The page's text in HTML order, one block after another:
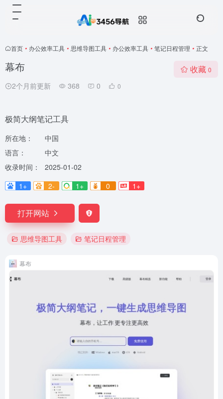
首页 • 办公效率工具 • 思维导图工具 • 办公效率工具 • 笔记日程管理 • 正文
幕布
2个月前更新 368 0 0
收藏 0
极简大纲笔记工具
所在地：
中国
语言：
中文
收录时间：
2025-01-02
1+
2- 1+ 0 1+
打开网站
思维导图工具 笔记日程管理
幕布